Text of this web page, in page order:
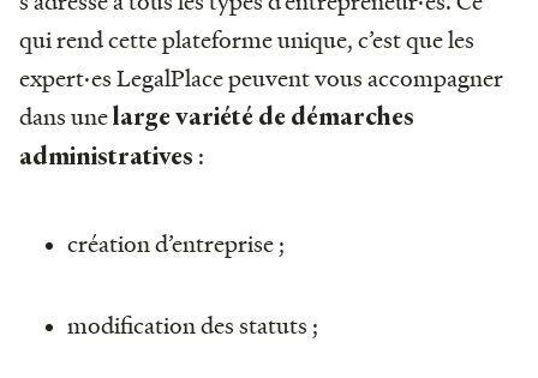
qui rend cette plateforme unique, c’est que les
expert·es LegalPlace peuvent vous accompagner
dans unelarge variété de démarches
administratives :
création d’entreprise ;
modification des statuts ;